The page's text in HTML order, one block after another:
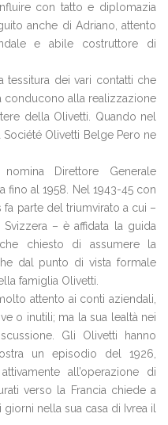
con tatto e diplomazia
anche di Adriano, attento
e abile costruttore di
tessitura dei vari contatti che
conducono alla realizzazione
della Olivetti. Quando nel
Olivetti Belge Pero ne
Direttore Generale
fino al 1958. Nel 1943-45 con
fa parte del triumvirato a cui –
– è affidata la guida
chiesto di assumere la
dal punto di vista formale
famiglia Olivetti.
attento ai conti aziendali,
o inutili; ma la sua lealtà nei
Gli Olivetti hanno
un episodio del 1926,
all’operazione di
verso la Francia chiede a
nella sua casa di Ivrea il